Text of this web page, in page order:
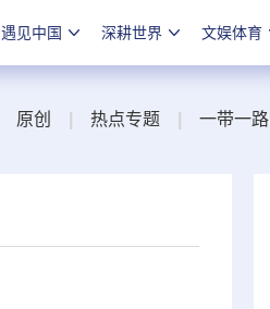
遇见中国 深耕世界 文娱体育
原创 热点专题 一带一路